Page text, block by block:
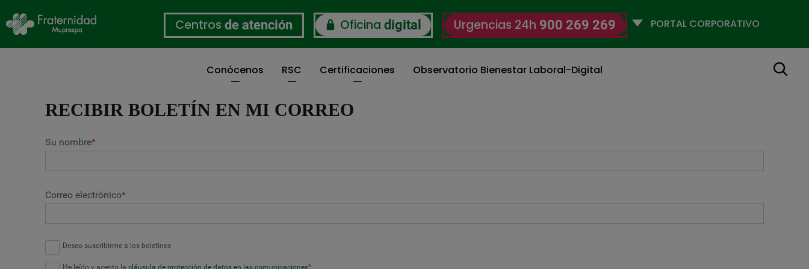
Centros de atención Oficina digital Urgencias 24h 900 269 269
Selecciona
Conócenos RSC Certificaciones Observatorio Bienestar Laboral-Digital Buscar
RECIBIR BOLETÍN EN MI CORREO
Su nombre*
Correo electrónico*
Deseo suscribirme a los boletines
He leído y acepto la cláusula de protección de datos en las comunicaciones*